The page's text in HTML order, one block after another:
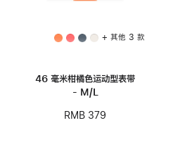
+ 其他 3 款
46 毫米柑橘色运动型表带
- M/L
RMB 379